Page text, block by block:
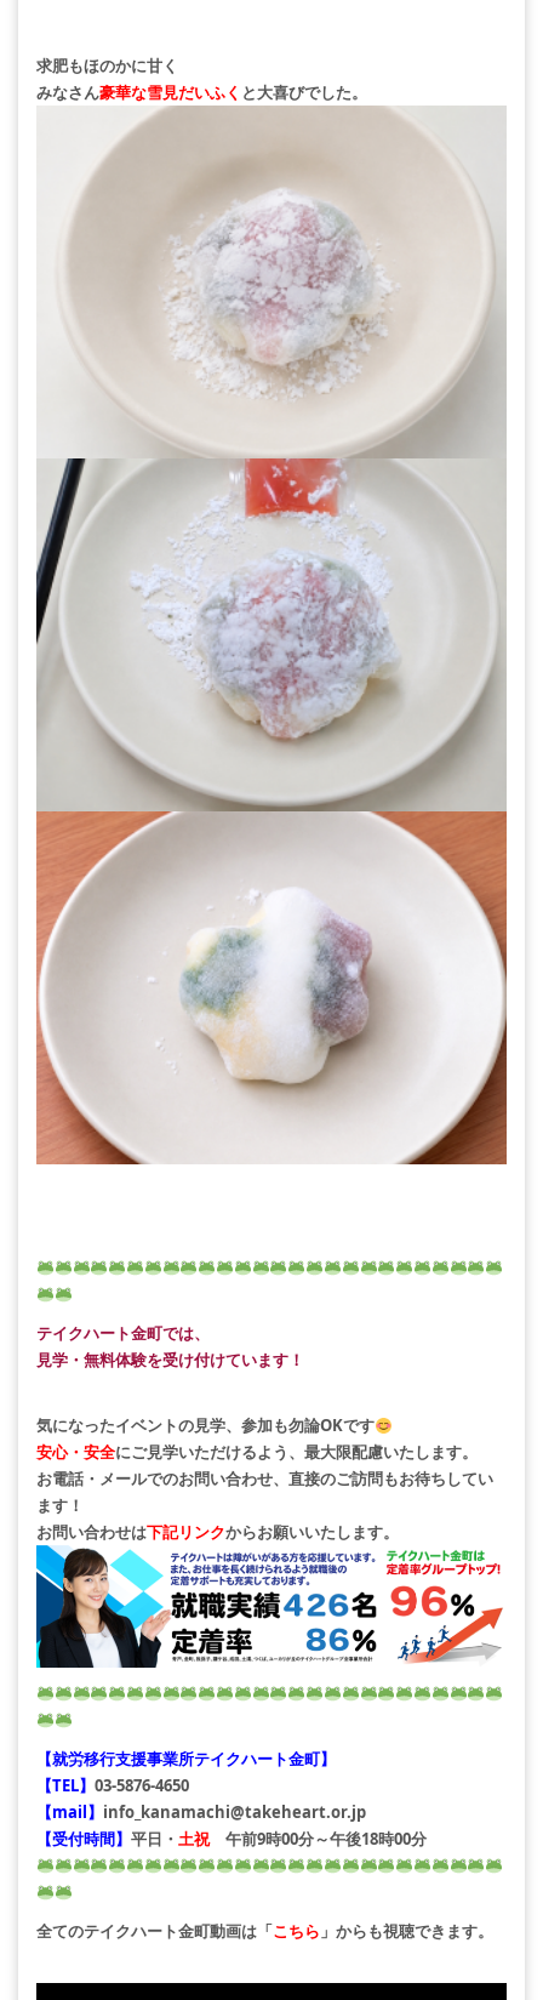
求肥もほのかに甘く
みなさん豪華な雪見だいふく と大喜びでした。
テイクハート金町では、
見学・無料体験を受け付けています！
気になったイベントの見学、参加も勿論OKです
安心・安全にご見学いただけるよう、最大限配慮いたします。
お電話・メールでのお問い合わせ、直接のご訪問もお待ちしてい
ます！
お問い合わせは下記リンクからお願いいたします。
【就労移行支援事業所テイクハート金町】
【TEL】 03-5876-4650
【mail】 info_kanamachi@takeheart.or.jp
【受付時間】 平日・ 土祝午前9時00分～午後18時00分
全てのテイクハート金町動画は「こちら 」からも視聴できます。